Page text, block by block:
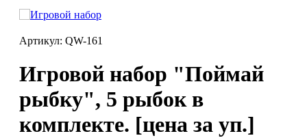
Артикул: QW-161
Игровой набор "Поймай
рыбку", 5 рыбок в
комплекте. [цена за уп.]